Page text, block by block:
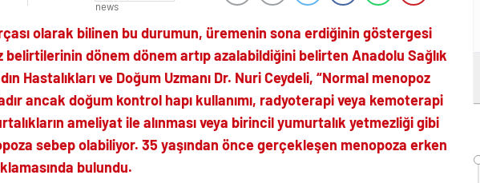
olarak bilinen bu durumun, üremenin sona erdiğinin göstergesi
belirtilerinin dönem dönem artıp azalabildiğini belirten Anadolu Sağlık
Hastalıkları ve Doğum Uzmanı Dr. Nuri Ceydeli, “Normal menopoz
ancak doğum kontrol hapı kullanımı, radyoterapi veya kemoterapi
ameliyat ile alınması veya birincil yumurtalık yetmezliği gibi
sebep olabiliyor. 35 yaşından önce gerçekleşen menopoza erken
bulundu.